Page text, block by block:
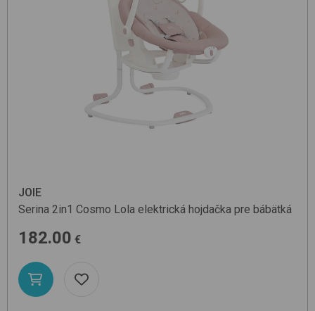
JOIE
Serina 2in1 Cosmo Lola elektrická hojdačka pre bábätká
182.00 €